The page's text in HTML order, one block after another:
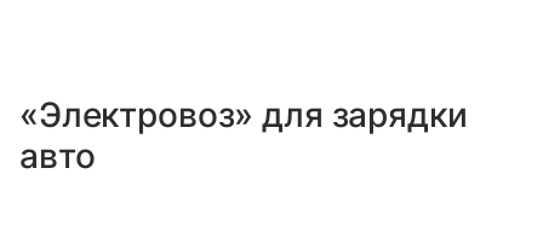
«Электровоз» для зарядки
авто